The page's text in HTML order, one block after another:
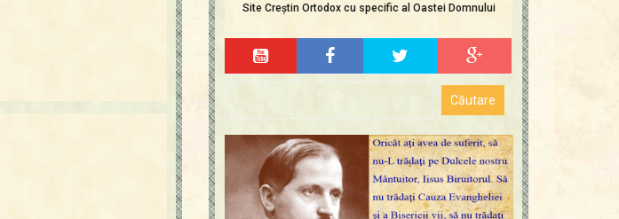
Site Creștin Ortodox cu specific al Oastei Domnului